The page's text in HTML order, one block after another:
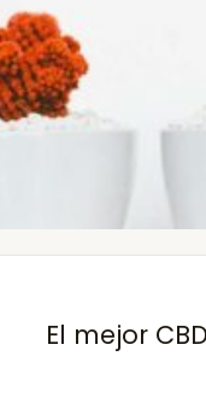
El mejor